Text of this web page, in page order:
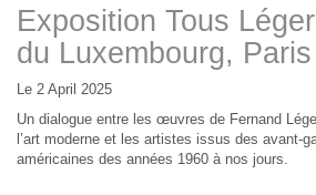
Exposition Tous
du Luxembourg, Paris
Le 2 April 2025
Un dialogue entre les œuvres de Fernand
l’art moderne et les artistes issus des avant-
américaines des années 1960 à nos jours.